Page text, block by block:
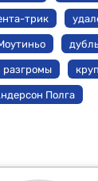
трик
разгромы
Полга